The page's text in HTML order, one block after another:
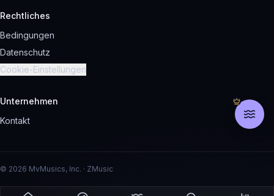
Rechtliches
Bedingungen
Datenschutz
Cookie-Einstellungen
Unternehmen
Kontakt
© 2026 MvMusics, Inc. · ZMusic